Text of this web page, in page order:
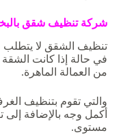
شركة تنظيف شقق
تنظيف الشقق لا يتطلب
في حالة إذا كانت
من العمالة الماهرة.
والتي تقوم بتنظيف
أكمل وجه بالإضافة
مستوى.